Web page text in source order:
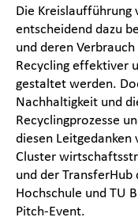
Die
entscheidend dazu
und deren
Recycling effektiver
gestaltet werden.
Nachhaltigkeit und
Recyclingprozesse
diesen
Cluster
und der
Hochschule und TU
Pitch-Event.